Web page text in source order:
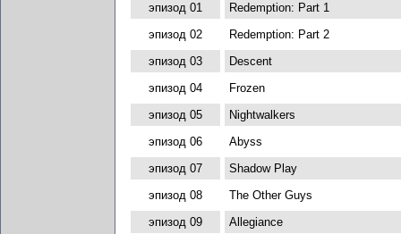
эпизод 01
Redemption: Part 1
эпизод 02
Redemption: Part 2
эпизод 03
Descent
эпизод 04
Frozen
эпизод 05
Nightwalkers
эпизод 06
Abyss
эпизод 07
Shadow Play
эпизод 08
The Other Guys
эпизод 09
Allegiance